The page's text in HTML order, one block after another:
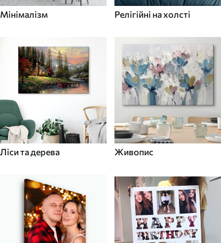
Мінімалізм Релігійні на холсті
Ліси та дерева Живопис